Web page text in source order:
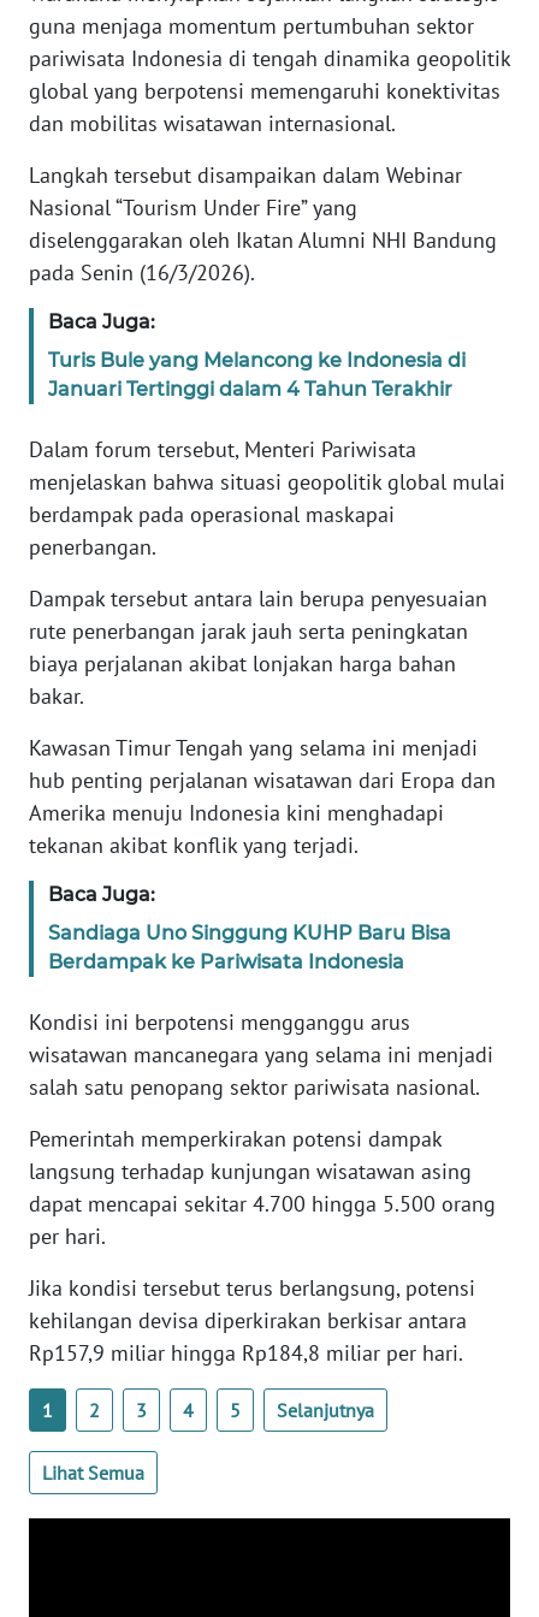
guna menjaga momentum pertumbuhan sektor
pariwisata Indonesia di tengah dinamika geopolitik
global yang berpotensi memengaruhi konektivitas
dan mobilitas wisatawan internasional.
Langkah tersebut disampaikan dalam Webinar
Nasional “Tourism Under Fire” yang
diselenggarakan oleh Ikatan Alumni NHI Bandung
pada Senin (16/3/2026).
Baca Juga:
Turis Bule yang Melancong ke Indonesia di
Januari Tertinggi dalam 4 Tahun Terakhir
Dalam forum tersebut, Menteri Pariwisata
menjelaskan bahwa situasi geopolitik global mulai
berdampak pada operasional maskapai
penerbangan.
Dampak tersebut antara lain berupa penyesuaian
rute penerbangan jarak jauh serta peningkatan
biaya perjalanan akibat lonjakan harga bahan
bakar.
Kawasan Timur Tengah yang selama ini menjadi
hub penting perjalanan wisatawan dari Eropa dan
Amerika menuju Indonesia kini menghadapi
tekanan akibat konflik yang terjadi.
Baca Juga:
Sandiaga Uno Singgung KUHP Baru Bisa
Berdampak ke Pariwisata Indonesia
Kondisi ini berpotensi mengganggu arus
wisatawan mancanegara yang selama ini menjadi
salah satu penopang sektor pariwisata nasional.
Pemerintah memperkirakan potensi dampak
langsung terhadap kunjungan wisatawan asing
dapat mencapai sekitar 4.700 hingga 5.500 orang
per hari.
Jika kondisi tersebut terus berlangsung, potensi
kehilangan devisa diperkirakan berkisar antara
Rp157,9 miliar hingga Rp184,8 miliar per hari.
1 2 3 4 5 Selanjutnya
Lihat Semua
Informasi
INDEKS
BERITA
KAMI
INFO
IKLAN
TENTANG
KAMI
MEDIA
KARIR
DISCLAIMER
News
Regional
SUMUT
JAKARTA
JABAR
WN
WN
NTT
WN
KEPRI
WN
PAPUA
WN
PAPUA